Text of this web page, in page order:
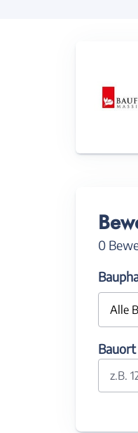
0
Alle
Bauort
z.B.